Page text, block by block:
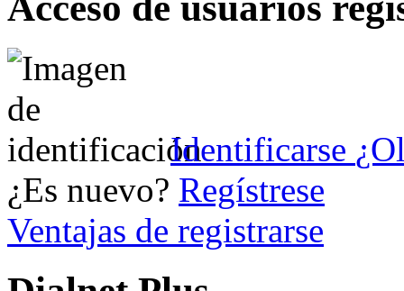
Identificarse
¿Es nuevo? Regístrese
Ventajas de registrarse